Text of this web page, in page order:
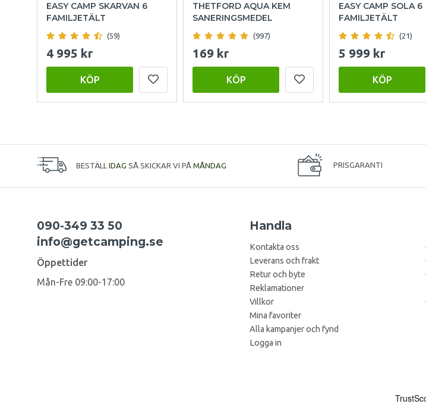
EASY CAMP SKARVAN 6
FAMILJETÄLT
(59)
4 995 kr
KÖP
THETFORD AQUA KEM
SANERINGSMEDEL
(997)
169 kr
KÖP
EASY CAMP SOLA 6
FAMILJETÄLT
(21)
5 999 kr
KÖP
BESTÄLL IDAG SÅ SKICKAR VI PÅ MÅNDAG PRISGARANTI
090-349 33 50
info@getcamping.se
Öppettider
Mån-Fre 09:00-17:00
Handla
Kontakta oss
Leverans och frakt
Retur och byte
Reklamationer
Villkor
Mina favoriter
Alla kampanjer och fynd
Logga in